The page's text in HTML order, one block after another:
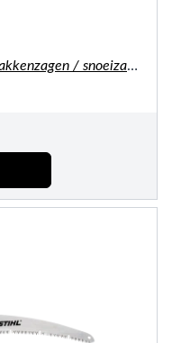
Snoeischaren / takkenscharen / takkenzagen / snoeizagen